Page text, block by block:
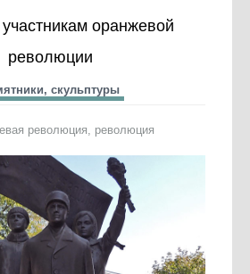
оранжевой
революции
скульптуры
революция, революция